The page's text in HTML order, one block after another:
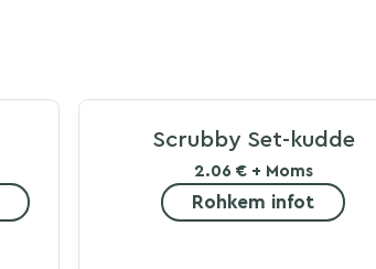
Scrubby Set-kudde
2.06 € + Moms
Rohkem infot